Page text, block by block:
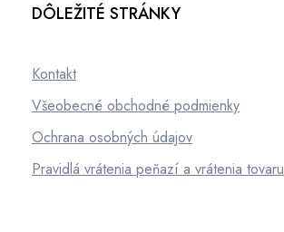
DÔLEŽITÉ STRÁNKY
Kontakt
Všeobecné obchodné podmienky
Ochrana osobných údajov
Pravidlá vrátenia peňazí a vrátenia tovaru